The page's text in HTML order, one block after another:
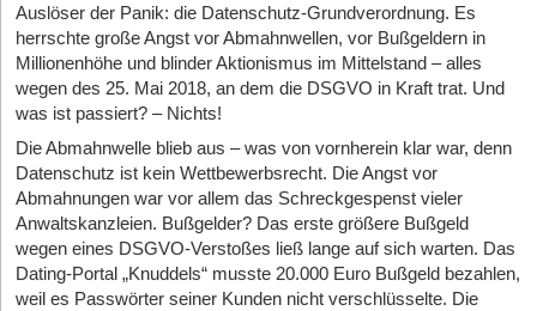
Auslöser der Panik: die Datenschutz-Grundverordnung. Es
herrschte große Angst vor Abmahnwellen, vor Bußgeldern in
Millionenhöhe und blinder Aktionismus im Mittelstand – alles
wegen des 25. Mai 2018, an dem die DSGVO in Kraft trat. Und
was ist passiert? – Nichts!
Die Abmahnwelle blieb aus – was von vornherein klar war, denn
Datenschutz ist kein Wettbewerbsrecht. Die Angst vor
Abmahnungen war vor allem das Schreckgespenst vieler
Anwaltskanzleien. Bußgelder? Das erste größere Bußgeld
wegen eines DSGVO-Verstoßes ließ lange auf sich warten. Das
Dating-Portal „Knuddels“ musste 20.000 Euro Bußgeld bezahlen,
weil es Passwörter seiner Kunden nicht verschlüsselte. Die